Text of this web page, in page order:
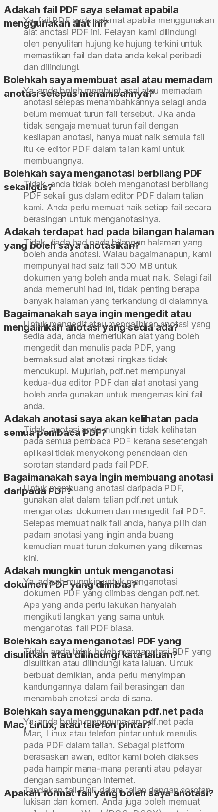
Adakah fail PDF saya selamat apabila
menggunakan alat ini?
Ya, fail PDF anda selamat apabila menggunakan
alat anotasi PDF ini. Pelayan kami dilindungi
oleh penyulitan hujung ke hujung terkini untuk
memastikan fail dan data anda kekal peribadi
dan dilindungi.
Bolehkah saya membuat asal atau memadam
anotasi selepas menambahnya?
Ya, anda boleh membuat asal atau memadam
anotasi selepas menambahkannya selagi anda
belum memuat turun fail tersebut. Jika anda
tidak sengaja memuat turun fail dengan
kesilapan anotasi, hanya muat naik semula fail
itu ke editor PDF dalam talian kami untuk
membuangnya.
Bolehkah saya menganotasi berbilang PDF
sekaligus?
Tidak, anda tidak boleh menganotasi berbilang
PDF sekali gus dalam editor PDF dalam talian
kami. Anda perlu memuat naik setiap fail secara
berasingan untuk menganotasinya.
Adakah terdapat had pada bilangan halaman
yang boleh saya anotasikan?
Tidak, tiada had pada bilangan halaman yang
boleh anda anotasi. Walau bagaimanapun, kami
mempunyai had saiz fail 500 MB untuk
dokumen yang boleh anda muat naik. Selagi fail
anda memenuhi had ini, tidak penting berapa
banyak halaman yang terkandung di dalamnya.
Bagaimanakah saya ingin mengedit atau
mengalihkan anotasi yang sedia ada?
Untuk mengedit atau mengalihkan anotasi yang
sedia ada, anda memerlukan alat yang boleh
mengedit dan menulis pada PDF, yang
bermaksud alat anotasi ringkas tidak
mencukupi. Mujurlah, pdf.net mempunyai
kedua-dua editor PDF dan alat anotasi yang
boleh anda gunakan untuk mengemas kini fail
anda.
Adakah anotasi saya akan kelihatan pada
semua pembaca PDF?
Tidak, anotasi anda mungkin tidak kelihatan
pada semua pembaca PDF kerana sesetengah
aplikasi tidak menyokong penandaan dan
sorotan standard pada fail PDF.
Bagaimanakah saya ingin membuang anotasi
daripada PDF?
Untuk membuang anotasi daripada PDF,
gunakan alat dalam talian pdf.net untuk
menganotasi dokumen dan mengedit fail PDF.
Selepas memuat naik fail anda, hanya pilih dan
padam anotasi yang ingin anda buang
kemudian muat turun dokumen yang dikemas
kini.
Adakah mungkin untuk menganotasi
dokumen PDF yang diimbas?
Ya, adalah mungkin untuk menganotasi
dokumen PDF yang diimbas dengan pdf.net.
Apa yang anda perlu lakukan hanyalah
mengikuti langkah yang sama untuk
menganotasi fail PDF biasa.
Bolehkah saya menganotasi PDF yang
disulitkan atau dilindungi kata laluan?
Tidak, anda tidak boleh menganotasi PDF yang
disulitkan atau dilindungi kata laluan. Untuk
berbuat demikian, anda perlu menyimpan
kandungannya dalam fail berasingan dan
menambah anotasi anda di sana.
Bolehkah saya menggunakan pdf.net pada
Mac, Linux, atau telefon pintar?
Ya, anda boleh menggunakan pdf.net pada
Mac, Linux atau telefon pintar untuk menulis
pada PDF dalam talian. Sebagai platform
berasaskan awan, editor kami boleh diakses
pada hampir mana-mana peranti atau pelayar
dengan sambungan internet.
Apakah format fail yang boleh saya anotasi?
Tandakan fail PDF dalam talian dengan sorotan,
lukisan dan komen. Anda juga boleh memuat